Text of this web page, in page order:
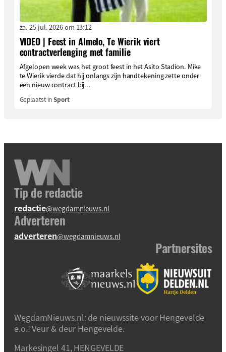
za. 25 jul. 2026 om 13:12
VIDEO | Feest in Almelo, Te Wierik viert
contractverlenging met familie
Afgelopen week was het groot feest in het Asito Stadion. Mike
te Wierik vierde dat hij onlangs zijn handtekening zette onder
een nieuw contract bij...
Geplaatst inSport
Tip de redactie
redactie@wegdamnieuws.nl
Adverteren
adverteren@wegdamnieuws.nl
Partnersites
WegdamNieuws.nl: de nieuwssite voor Hengevelde
e.o.! Veur & deur Hengevelde.
Markesingel 41, HENGEVELDE